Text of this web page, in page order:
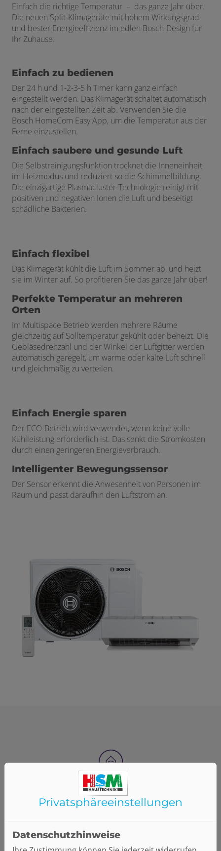
Einfach die richtige Temperatur – das ganze Jahr über.
Die neuen Split-Klimageräte mit hohem Wirkungsgrad
und bester Energieeffizienz im edlen Bosch-Design für
Ihr Zuhause.
Einfach zu bedienen
Der 24 h und 1-2-3-5 h Timer kann ganz einfach
eingestellt werden. Das Klimagerät schaltet automatisch
nach der eingestellten Zeit ab. Verwenden Sie die
Bosch HomeCom Easy App, um die Temperatur aus der
Ferne einzustellen.
Einfach saubere und gesunde Luft
Die Selbstreinigungsfunktion trocknet die Inneneinheit
im Heizmodus und reduziert so die Schimmelbildung.
Die einzigartige Plasmacluster-Technologie reinigt mit
positiven und negativen Ionen die Luft und beseitigt
schädliche Bakterien.
Einfach flexibel
Das Klimagerät kühlt die Luft im Sommer ab, und heizt
sie im Winter auf. So profitieren Sie das ganze Jahr über!
Perfekte Temperatur an mehreren
Orten
Im Multispace Betrieb werden mehrere Räume
gleichzeitig auf Solltemperatur gekühlt oder beheizt. Die
Gebläsedrehzahl und der Winkel der Luftgitter werden
automatisch geregelt, um warme oder kalte Luft schnell
und gleichmäßig zu verteilen.
Einfach Energie sparen
Der ECO-Betrieb wird verwendet, wenn keine volle
Kühlleistung erforderlich ist. Das senkt die Stromkosten
durch einen geringeren Energieverbrauch.
Intelligenter Bewegungssensor
Der Sensor erkennt die Anwesenheit von Personen im
Raum und passt daraufhin den Luftstrom an.
Privatsphäre­einstellungen
Datenschutzhinweise